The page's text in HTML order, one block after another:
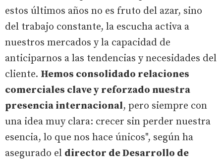
estos últimos años no es fruto del azar, sino
del trabajo constante, la escucha activa a
nuestros mercados y la capacidad de
anticiparnos a las tendencias y necesidades del
cliente. Hemos consolidado relaciones
comerciales clave y reforzado nuestra
presencia internacional, pero siempre con
una idea muy clara: crecer sin perder nuestra
esencia, lo que nos hace únicos", según ha
asegurado el director de Desarrollo de